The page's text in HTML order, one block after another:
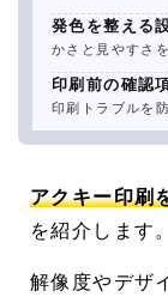
発色を整える
かさと見やすさ
印刷前の確認
印刷トラブルを
アクキー印刷
を紹介します。
解像度やデザ